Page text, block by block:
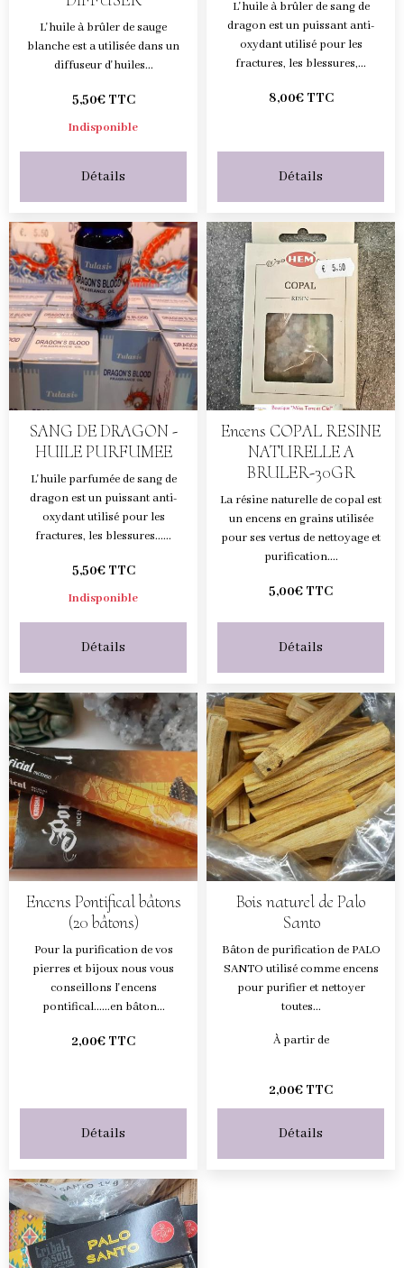
L'huile à brûler de sauge
blanche est a utilisée dans un
diffuseur d'huiles...
5,50€ TTC
Indisponible
Détails
L'huile à brûler de sang de
dragon est un puissant anti-
oxydant utilisé pour les
fractures, les blessures,...
8,00€ TTC
Détails
SANG DE DRAGON -
HUILE PURFUMEE
L'huile parfumée de sang de
dragon est un puissant anti-
oxydant utilisé pour les
fractures, les blessures......
5,50€ TTC
Indisponible
Détails
Encens COPAL RESINE
NATURELLE A
BRULER-30GR
La résine naturelle de copal est
un encens en grains utilisée
pour ses vertus de nettoyage et
purification....
5,00€ TTC
Détails
Encens Pontifical bâtons
(20 bâtons)
Pour la purification de vos
pierres et bijoux nous vous
conseillons l'encens
pontifical......en bâton...
2,00€ TTC
Détails
Bois naturel de Palo
Santo
Bâton de purification de PALO
SANTO utilisé comme encens
pour purifier et nettoyer
toutes...
À partir de
2,00€ TTC
Détails